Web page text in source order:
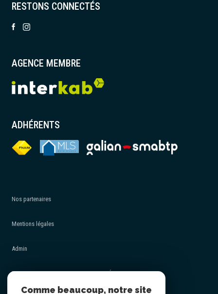
RESTONS CONNECTÉS
AGENCE MEMBRE
ADHÉRENTS
Nos partenaires
Mentions légales
Admin
POLITIQUE DE PROTECTION DES DONNÉES - RGPD
Comme beaucoup, notre site